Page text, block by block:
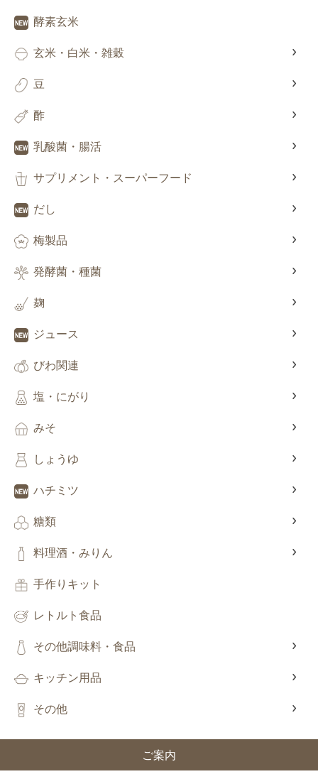
酵素玄米
玄米・白米・雑穀
豆
酢
乳酸菌・腸活
サプリメント・スーパーフード
だし
梅製品
発酵菌・種菌
麹
ジュース
びわ関連
塩・にがり
みそ
しょうゆ
ハチミツ
糖類
料理酒・みりん
手作りキット
レトルト食品
その他調味料・食品
キッチン用品
その他
ご案内